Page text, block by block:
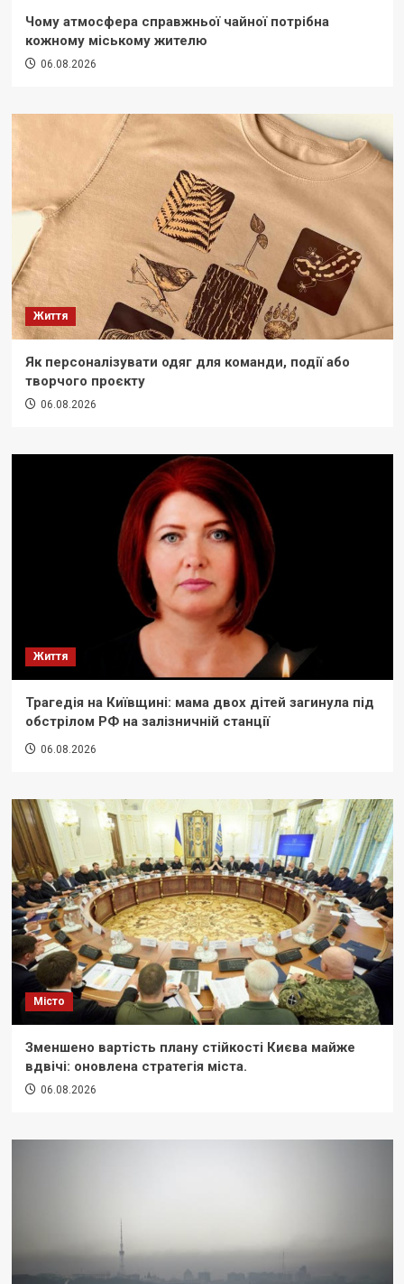
Чому атмосфера справжньої чайної потрібна
кожному міському жителю
06.08.2026
Життя
Як персоналізувати одяг для команди, події або
творчого проєкту
06.08.2026
Життя
Трагедія на Київщині: мама двох дітей загинула під
обстрілом РФ на залізничній станції
06.08.2026
Місто
Зменшено вартість плану стійкості Києва майже
вдвічі: оновлена стратегія міста.
06.08.2026